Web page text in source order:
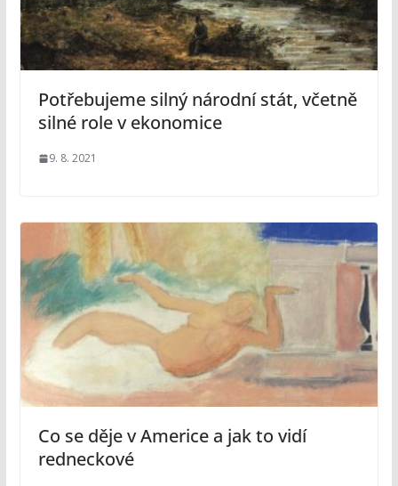
Potřebujeme silný národní stát, včetně
silné role v ekonomice
9. 8. 2021
Co se děje v Americe a jak to vidí
redneckové